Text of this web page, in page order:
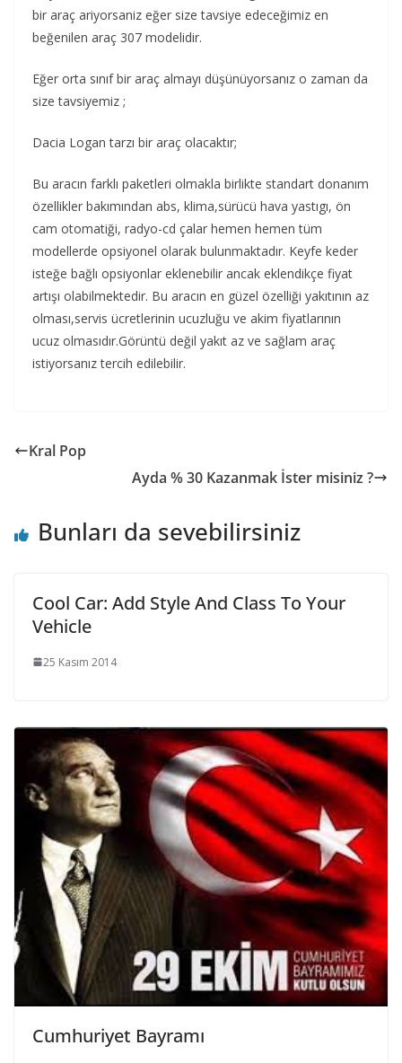
bir araç ariyorsaniz eğer size tavsiye edeceğimiz en
beğenilen araç 307 modelidir.
Eğer orta sınıf bir araç almayı düşünüyorsanız o zaman da
size tavsiyemiz ;
Dacia Logan tarzı bir araç olacaktır;
Bu aracın farklı paketleri olmakla birlikte standart donanım
özellikler bakımından abs, klima,sürücü hava yastıgı, ön
cam otomatiği, radyo-cd çalar hemen hemen tüm
modellerde opsiyonel olarak bulunmaktadır. Keyfe keder
isteğe bağlı opsiyonlar eklenebilir ancak eklendikçe fiyat
artışı olabilmektedir. Bu aracın en güzel özelliği yakıtının az
olması,servis ücretlerinin ucuzluğu ve akim fiyatlarının
ucuz olmasıdır.Görüntü değil yakıt az ve sağlam araç
istiyorsanız tercih edilebilir.
Kral Pop
Ayda % 30 Kazanmak İster misiniz ?
Bunları da sevebilirsiniz
Cool Car: Add Style And Class To Your
Vehicle
25 Kasım 2014
Cumhuriyet Bayramı